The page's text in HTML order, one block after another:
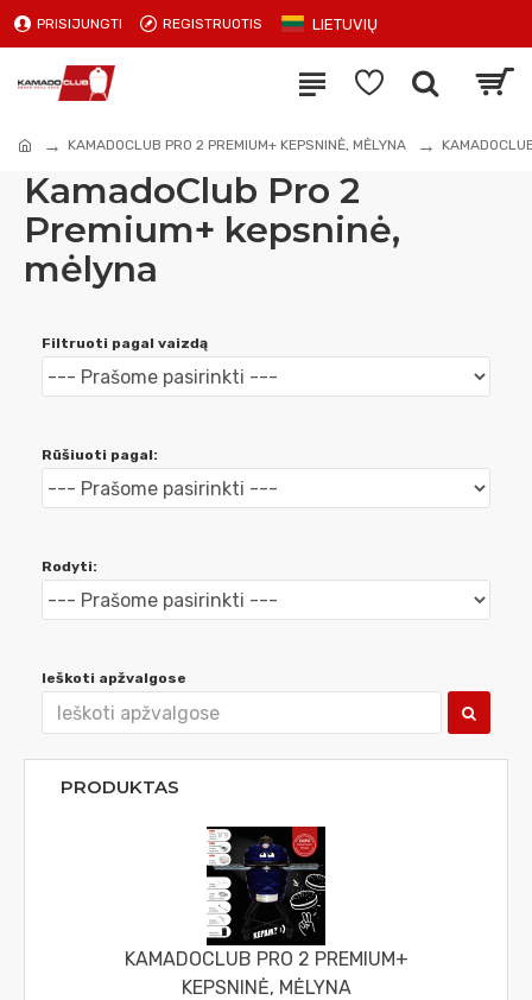
PRISIJUNGTI REGISTRUOTIS LIETUVIŲ
KAMADOCLUB PRO 2 PREMIUM+ KEPSNINĖ, MĖLYNA
KamadoClub Pro 2
Premium+ kepsninė,
mėlyna
Filtruoti pagal vaizdą
Rūšiuoti pagal:
Rodyti:
Ieškoti apžvalgose
PRODUKTAS
KAMADOCLUB PRO 2 PREMIUM+
KEPSNINĖ, MĖLYNA